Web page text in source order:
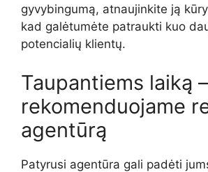
gyvybingumą, atnaujinkite ją
kad galėtumėte patraukti kuo
potencialių klientų.
Taupantiems laiką –
rekomenduojame
agentūrą
Patyrusi agentūra gali padėti